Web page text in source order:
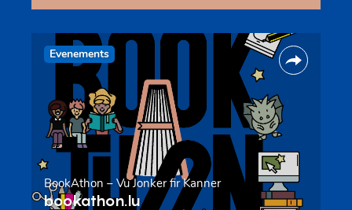
Evenements
BookAthon – Vu Jonker fir Kanner
bookathon.lu